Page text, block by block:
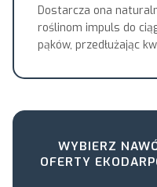
Dostarcza ona
roślinom impuls do
pąków, przedłużając
WYBIERZ
OFERTY